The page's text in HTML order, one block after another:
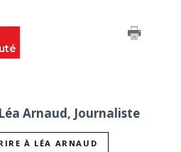
Arnaud, Journaliste
À LÉA ARNAUD